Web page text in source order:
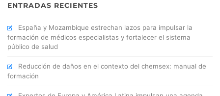
ENTRADAS RECIENTES
España y Mozambique estrechan lazos para impulsar la
formación de médicos especialistas y fortalecer el sistema
público de salud
Reducción de daños en el contexto del chemsex: manual de
formación